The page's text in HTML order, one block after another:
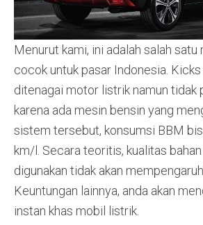
Menurut kami, ini adalah salah
cocok untuk pasar Indonesia.
ditenagai motor listrik namun tidak
karena ada mesin bensin yang
sistem tersebut, konsumsi BBM
km/l. Secara teoritis, kualitas
digunakan tidak akan
Keuntungan lainnya, anda akan
instan khas mobil listrik.